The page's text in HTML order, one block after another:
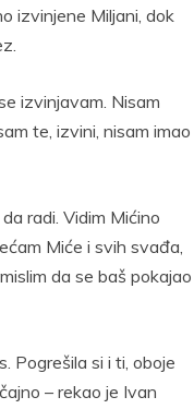
izvinjene Miljani, dok
izvinjavam. Nisam
te, izvini, nisam imao
radi. Vidim Mićino
Miće i svih svađa,
da se baš pokajao
Pogrešila si i ti, oboje
– rekao je Ivan